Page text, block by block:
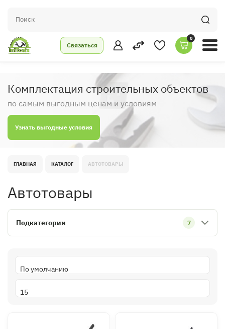
Связаться
0
Комплектация строительных объектов
по самым выгодным ценам и условиям
Узнать выгодные условия
ГЛАВНАЯ КАТАЛОГ АВТОТОВАРЫ
Автотовары
Подкатегории 7